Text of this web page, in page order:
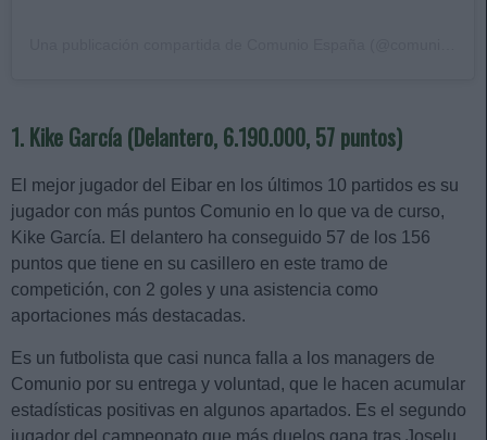
1. Kike García (Delantero, 6.190.000, 57 puntos)
El mejor jugador del Eibar en los últimos 10 partidos es su
jugador con más puntos Comunio en lo que va de curso,
Kike García. El delantero ha conseguido 57 de los 156
puntos que tiene en su casillero en este tramo de
competición, con 2 goles y una asistencia como
aportaciones más destacadas.
Es un futbolista que casi nunca falla a los managers de
Comunio por su entrega y voluntad, que le hacen acumular
estadísticas positivas en algunos apartados. Es el segundo